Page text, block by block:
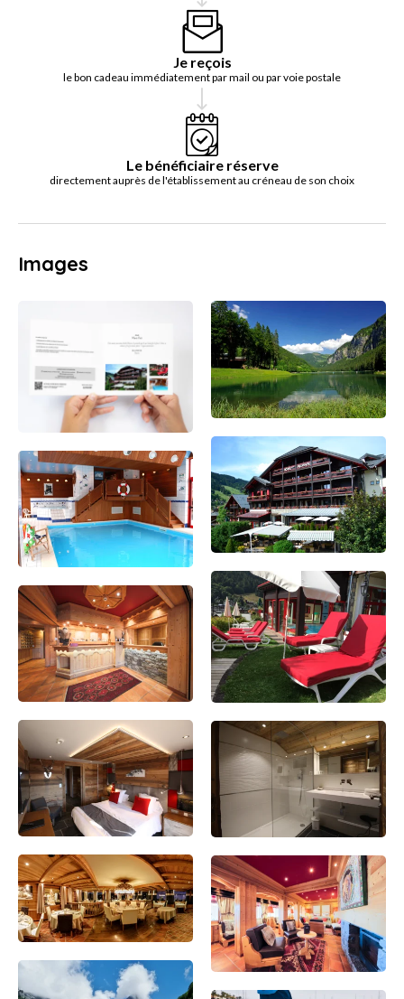
Je reçois
le bon cadeau immédiatement par mail ou par voie postale
Le bénéficiaire réserve
directement auprès de l'établissement au créneau de son choix
Images